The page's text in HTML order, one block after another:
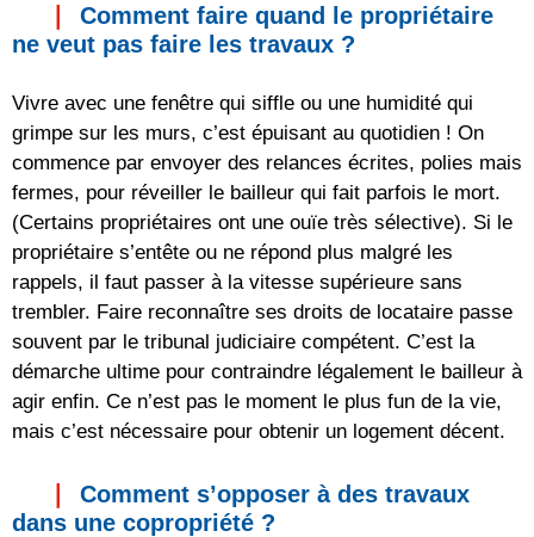
Comment faire quand le propriétaire
ne veut pas faire les travaux ?
Vivre avec une fenêtre qui siffle ou une humidité qui
grimpe sur les murs, c’est épuisant au quotidien ! On
commence par envoyer des relances écrites, polies mais
fermes, pour réveiller le bailleur qui fait parfois le mort.
(Certains propriétaires ont une ouïe très sélective). Si le
propriétaire s’entête ou ne répond plus malgré les
rappels, il faut passer à la vitesse supérieure sans
trembler. Faire reconnaître ses droits de locataire passe
souvent par le tribunal judiciaire compétent. C’est la
démarche ultime pour contraindre légalement le bailleur à
agir enfin. Ce n’est pas le moment le plus fun de la vie,
mais c’est nécessaire pour obtenir un logement décent.
Comment s’opposer à des travaux
dans une copropriété ?